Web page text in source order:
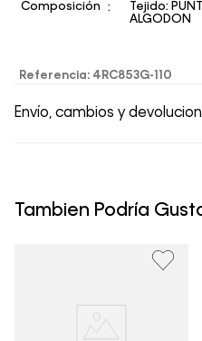
Composición
Tejido:
ALGODON
Referencia: 4RC853G-110
Envío, cambios y
un período de 30 días
clientes, no aceptamos
Tambien Podría